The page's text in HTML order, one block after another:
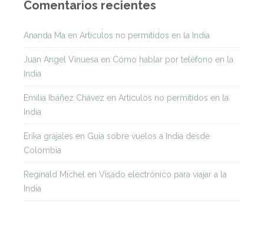
Comentarios recientes
Ananda Ma en Artículos no permitidos en la India
Juan Angel Vinuesa en Cómo hablar por teléfono en la
India
Emilia Ibáñez Chávez en Artículos no permitidos en la
India
Erika grajales en Guía sobre vuelos a India desde
Colombia
Reginald Michel en Visado electrónico para viajar a la
India